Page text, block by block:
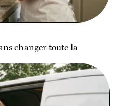
changer toute la